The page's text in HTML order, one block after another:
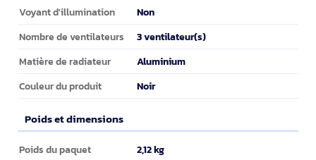
Voyant d'illumination Non
Nombre de ventilateurs 3 ventilateur(s)
Matière de radiateur Aluminium
Couleur du produit Noir
Poids et dimensions
Poids et dimensions
Poids du paquet 2,12 kg